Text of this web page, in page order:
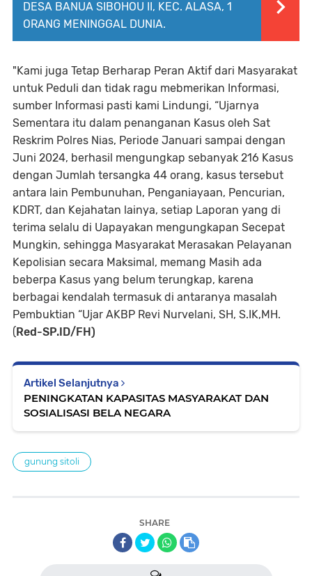
DESA BANUA SIBOHOU II, KEC. ALASA, 1
ORANG MENINGGAL DUNIA.
"Kami juga Tetap Berharap Peran Aktif dari Masyarakat
untuk Peduli dan tidak ragu mebmerikan Informasi,
sumber Informasi pasti kami Lindungi, “Ujarnya
Sementara itu dalam penanganan Kasus oleh Sat
Reskrim Polres Nias, Periode Januari sampai dengan
Juni 2024, berhasil mengungkap sebanyak 216 Kasus
dengan Jumlah tersangka 44 orang, kasus tersebut
antara lain Pembunuhan, Penganiayaan, Pencurian,
KDRT, dan Kejahatan lainya, setiap Laporan yang di
terima selalu di Uapayakan mengungkapan Secepat
Mungkin, sehingga Masyarakat Merasakan Pelayanan
Kepolisian secara Maksimal, memang Masih ada
beberpa Kasus yang belum terungkap, karena
berbagai kendalah termasuk di antaranya masalah
Pembuktian “Ujar AKBP Revi Nurvelani, SH, S.IK,MH.
( Red-SP.ID/FH)
Artikel Selanjutnya
PENINGKATAN KAPASITAS MASYARAKAT DAN
SOSIALISASI BELA NEGARA
gunung sitoli
SHARE